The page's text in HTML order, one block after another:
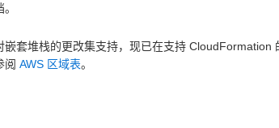
。
嵌套堆栈的更改集支持，现已在支持
阅 AWS 区域表。